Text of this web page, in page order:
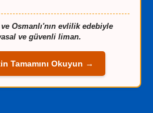
Osmanlı'nın evlilik edebiyle
ve güvenli liman.
Tamamını Okuyun →